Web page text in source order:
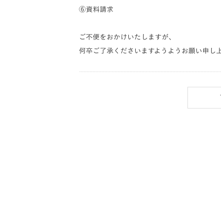
⑥資料請求
ご不便をおかけいたしますが、
何卒ご了承くださいますようようお願い申し上